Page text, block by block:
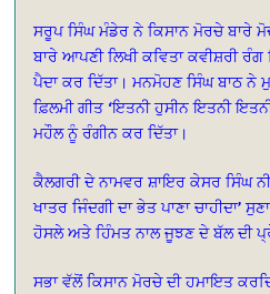
ਸਰੂਪ ਸਿੰਘ ਮੰਡੇਰ ਨੇ ਕਿਸਾਨ ਮੋਰਚੇ ਬਾਰੇ
ਬਾਰੇ ਆਪਣੀ ਲਿਖੀ ਕਵਿਤਾ ਕਵੀਸ਼ਰੀ
ਪੈਦਾ ਕਰ ਦਿੱਤਾ। ਮਨਮੋਹਣ ਸਿੰਘ ਬਾਠ
ਫ਼ਿਲਮੀ ਗੀਤ ‘ਇਤਨੀ ਹੁਸੀਨ ਇਤਨੀ
ਮਹੌਲ ਨੂੰ ਰੰਗੀਨ ਕਰ ਦਿੱਤਾ।
ਕੈਲਗਰੀ ਦੇ ਨਾਮਵਰ ਸ਼ਾਇਰ ਕੇਸਰ ਸਿੰਘ
ਖਾਤਰ ਜਿੰਦਗੀ ਦਾ ਭੇਤ ਪਾਣਾ ਚਾਹੀਦਾ’
ਹੋਸਲੇ ਅਤੇ ਹਿੰਮਤ ਨਾਲ ਜੂਝਣ ਦੇ ਬੱਲ ਦੀ
ਸਭਾ ਵੱਲੋਂ ਕਿਸਾਨ ਮੋਰਚੇ ਦੀ ਹਮਾਇਤ